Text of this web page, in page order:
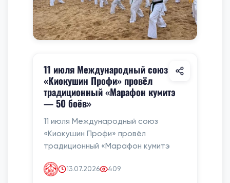
11 июля Международный союз
«Киокушин Профи» провёл
традиционный «Марафон кумитэ
— 50 боёв»
11 июля Международный союз
«Киокушин Профи» провёл
традиционный «Марафон кумитэ
13.07.2026 409